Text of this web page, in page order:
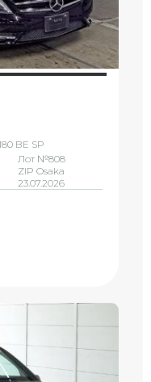
BE SP
Лот №808
ZIP Osaka
23.07.2026